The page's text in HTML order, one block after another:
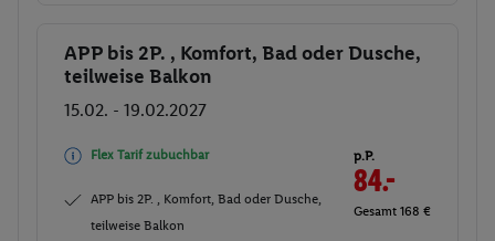
Buchen
APP bis 2P. , Komfort, Bad oder Dusche,
teilweise Balkon
15.02. - 19.02.2027
Flex Tarif zubuchbar
APP bis 2P. , Komfort, Bad oder Dusche,
teilweise Balkon
p.P.
84.-
Gesamt 168 €